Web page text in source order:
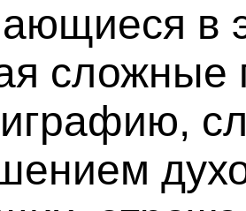
в
сложные